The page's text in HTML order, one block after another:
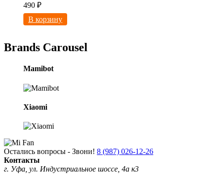
490 ₽
В корзину
Brands Carousel
Mamibot
Xiaomi
Остались вопросы - Звони! 8 (987) 026-12-26
Контакты
г. Уфа, ул. Индустриальное шоссе, 4а к3